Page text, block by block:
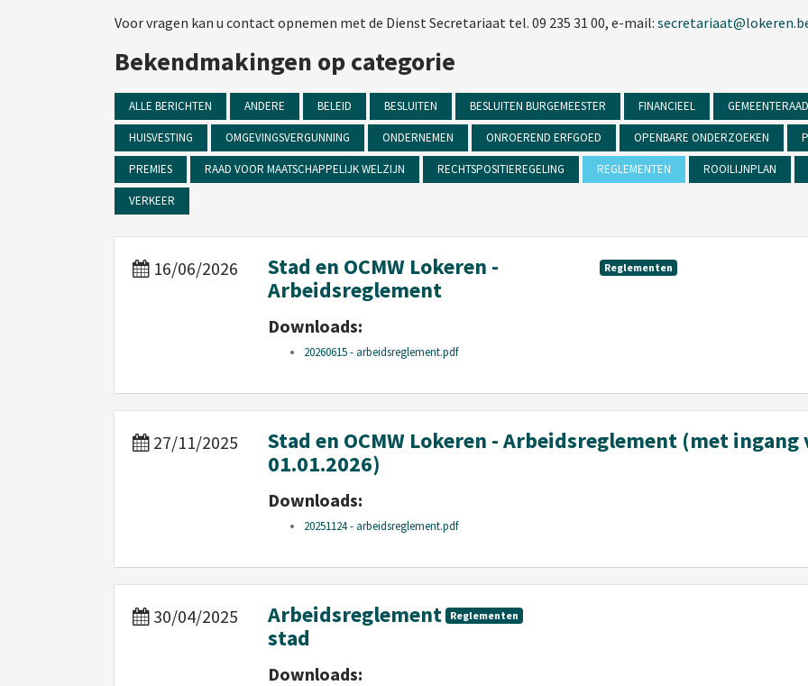
Voor vragen kan u contact opnemen met de Dienst Secretariaat tel. 09 235 31 00, e-mail:
Bekendmakingen op categorie
ALLE BERICHTEN ANDERE BELEID BESLUITEN BESLUITEN BURGEMEESTER FINANCIEEL GEMEENTERAAD
HUISVESTING OMGEVINGSVERGUNNING ONDERNEMEN ONROEREND ERFGOED OPENBARE ONDERZOEKEN
PREMIES RAAD VOOR MAATSCHAPPELIJK WELZIJN RECHTSPOSITIEREGELING REGLEMENTEN ROOILIJNPLAN
VERKEER
16/06/2026 Reglementen
Stad en OCMW Lokeren -
Arbeidsreglement
Downloads:
20260615 - arbeidsreglement.pdf
27/11/2025
Stad en OCMW Lokeren - Arbeidsreglement (met ingang
01.01.2026)
Downloads:
20251124 - arbeidsreglement.pdf
30/04/2025 Reglementen
Arbeidsreglement
stad
Downloads: